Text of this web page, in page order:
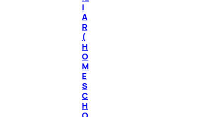
I
A
R
(
H
O
M
E
S
C
H